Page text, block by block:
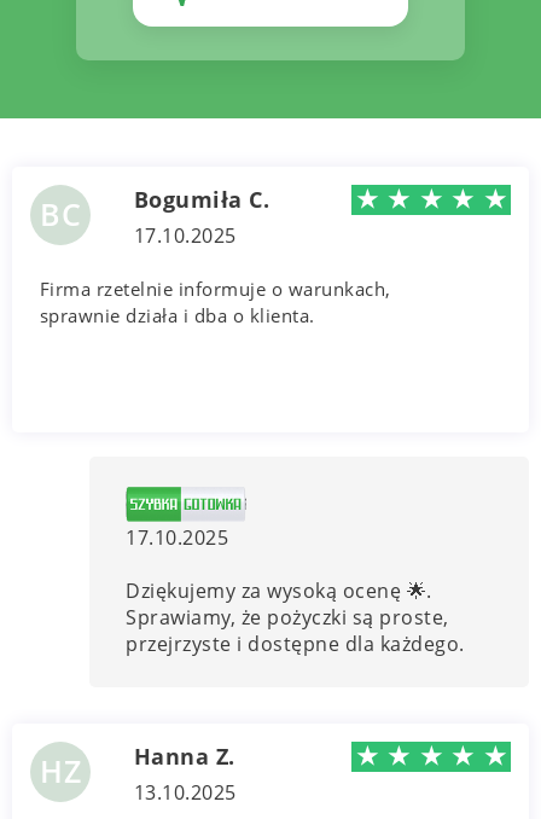
BC Bogumiła C. ★ ★ ★ ★ ★
17.10.2025
Firma rzetelnie informuje o warunkach,
sprawnie działa i dba o klienta.
17.10.2025
Dziękujemy za wysoką ocenę 🌟.
Sprawiamy, że pożyczki są proste,
przejrzyste i dostępne dla każdego.
HZ Hanna Z. ★ ★ ★ ★ ★
13.10.2025